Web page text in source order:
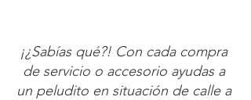
¡¿Sabías qué?! Con cada compra
de servicio o accesorio ayudas a
un peludito en situación de calle a